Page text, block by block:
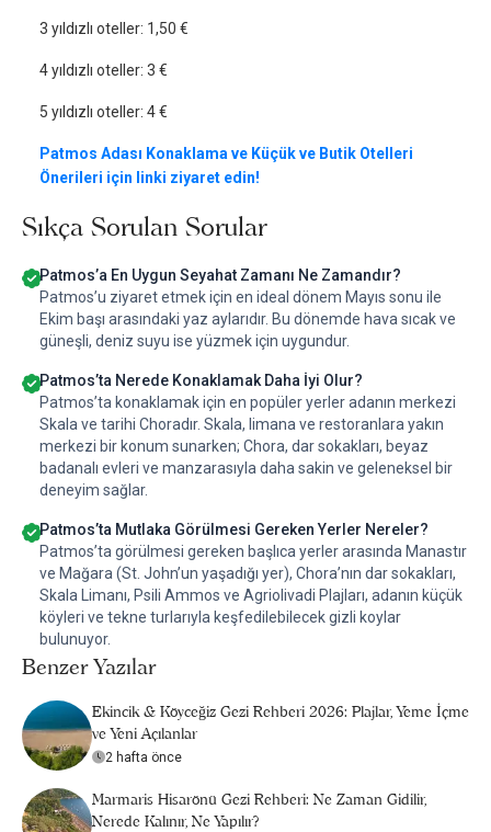
3 yıldızlı oteller: 1,50 €
4 yıldızlı oteller: 3 €
5 yıldızlı oteller: 4 €
Patmos Adası Konaklama ve Küçük ve Butik Otelleri
Önerileri için linki ziyaret edin!
Sıkça Sorulan Sorular
Patmos’a En Uygun Seyahat Zamanı Ne Zamandır?
Patmos’u ziyaret etmek için en ideal dönem Mayıs sonu ile
Ekim başı arasındaki yaz aylarıdır. Bu dönemde hava sıcak ve
güneşli, deniz suyu ise yüzmek için uygundur.
Patmos’ta Nerede Konaklamak Daha İyi Olur?
Patmos’ta konaklamak için en popüler yerler adanın merkezi
Skala ve tarihi Choradır. Skala, limana ve restoranlara yakın
merkezi bir konum sunarken; Chora, dar sokakları, beyaz
badanalı evleri ve manzarasıyla daha sakin ve geleneksel bir
deneyim sağlar.
Patmos’ta Mutlaka Görülmesi Gereken Yerler Nereler?
Patmos’ta görülmesi gereken başlıca yerler arasında Manastır
ve Mağara (St. John’un yaşadığı yer), Chora’nın dar sokakları,
Skala Limanı, Psili Ammos ve Agriolivadi Plajları, adanın küçük
köyleri ve tekne turlarıyla keşfedilebilecek gizli koylar
bulunuyor.
Benzer Yazılar
Ekincik & Köyceğiz Gezi Rehberi 2026: Plajlar, Yeme İçme
ve Yeni Açılanlar
2 hafta önce
Marmaris Hisarönü Gezi Rehberi: Ne Zaman Gidilir,
Nerede Kalınır, Ne Yapılır?